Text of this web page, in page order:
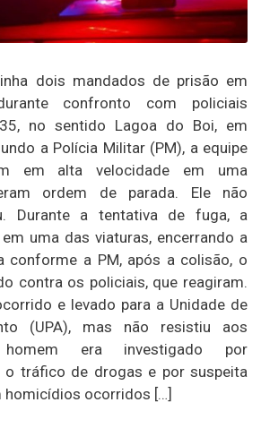
dois mandados de prisão em
confronto com policiais
no sentido Lagoa do Boi, em
a Polícia Militar (PM), a equipe
em alta velocidade em uma
ordem de parada. Ele não
Durante a tentativa de fuga, a
uma das viaturas, encerrando a
conforme a PM, após a colisão, o
contra os policiais, que reagiram.
e levado para a Unidade de
(UPA), mas não resistiu aos
era investigado por
o tráfico de drogas e por suspeita
homicídios ocorridos […]